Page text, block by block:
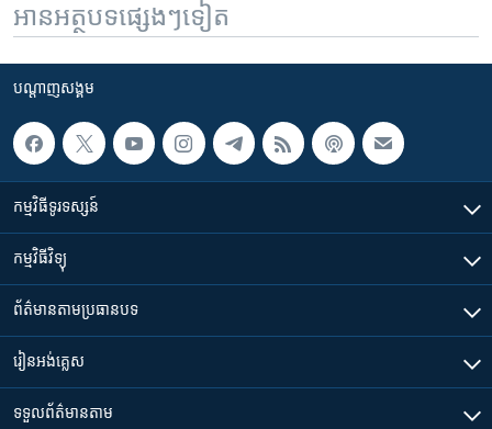
អានអត្ថបទផ្សេងៗទៀត
បណ្តាញ​សង្គម
កម្មវិធី​ទូរទស្សន៍
កម្មវិធី​វិទ្យុ
ព័ត៌មាន​តាមប្រធានបទ​
រៀន​​អង់គ្លេស
ទទួល​ព័ត៌មាន​តាម